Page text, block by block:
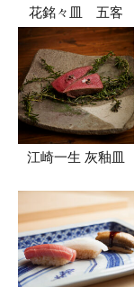
花銘々皿 五客
江崎一生 灰釉皿